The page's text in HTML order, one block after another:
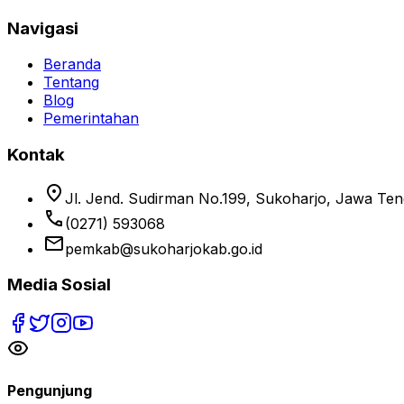
Navigasi
Beranda
Tentang
Blog
Pemerintahan
Kontak
location_on Jl. Jend. Sudirman No.199, Sukoharjo, Jawa
phone (0271) 593068
emailpemkab@sukoharjokab.go.id
Media Sosial
Pengunjung